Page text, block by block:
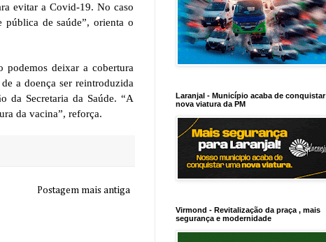
evitar a Covid-19. No caso
de saúde”, orienta o
podemos deixar a cobertura
a doença ser reintroduzida
da Secretaria da Saúde. “A
da vacina”, reforça.
Postagem mais antiga
Laranjal - Município acaba de conquistar
nova viatura da PM
Virmond - Revitalização da praça , mais
segurança e modernidade